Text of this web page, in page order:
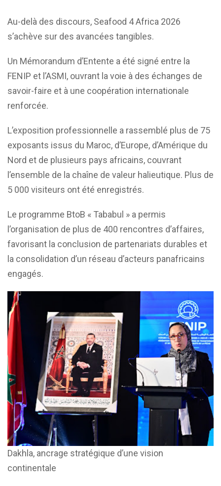
Au-delà des discours, Seafood 4 Africa 2026
s’achève sur des avancées tangibles.
Un Mémorandum d’Entente a été signé entre la
FENIP et l’ASMI, ouvrant la voie à des échanges de
savoir-faire et à une coopération internationale
renforcée.
L’exposition professionnelle a rassemblé plus de 75
exposants issus du Maroc, d’Europe, d’Amérique du
Nord et de plusieurs pays africains, couvrant
l’ensemble de la chaîne de valeur halieutique. Plus de
5 000 visiteurs ont été enregistrés.
Le programme BtoB « Tababul » a permis
l’organisation de plus de 400 rencontres d’affaires,
favorisant la conclusion de partenariats durables et
la consolidation d’un réseau d’acteurs panafricains
engagés.
Dakhla, ancrage stratégique d’une vision
continentale